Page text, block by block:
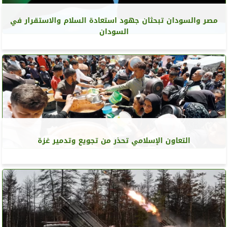
مصر والسودان تبحثان جهود استعادة السلام والاستقرار في
السودان
التعاون الإسلامي تحذر من تجويع وتدمير غزة